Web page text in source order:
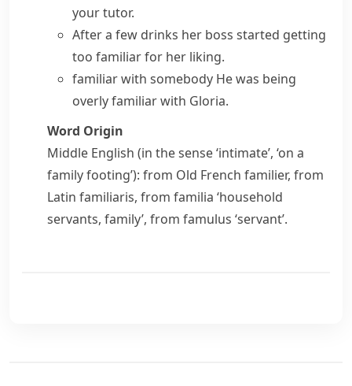
your tutor.
After a few drinks her boss started getting
too familiar for her liking.
familiar with somebody He was being
overly familiar with Gloria.
Word Origin
Middle English (in the sense ‘intimate’, ‘on a
family footing’): from Old French familier, from
Latin familiaris, from familia ‘household
servants, family’, from famulus ‘servant’.